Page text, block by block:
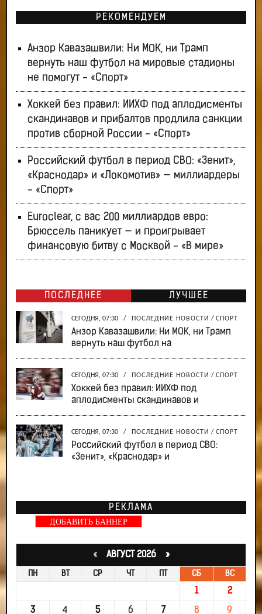
РЕКОМЕНДУЕМ
Анзор Кавазашвили: Ни МОК, ни Трамп
вернуть наш футбол на мировые стадионы
не помогут - «Спорт»
Хоккей без правил: ИИХФ под аплодисменты
скандинавов и прибалтов продлила санкции
против сборной России - «Спорт»
Российский футбол в период СВО: «Зенит»,
«Краснодар» и «Локомотив» — миллиардеры
- «Спорт»
Euroclear, с вас 200 миллиардов евро:
Брюссель паникует — и проигрывает
финансовую битву с Москвой - «В мире»
ПОСЛЕДНЕЕ ЛУЧШЕЕ
СЕГОДНЯ, 07:30 / ПОСЛЕДНИЕ НОВОСТИ / СПОРТ
Анзор Кавазашвили: Ни МОК, ни Трамп
вернуть наш футбол на
СЕГОДНЯ, 07:30 / ПОСЛЕДНИЕ НОВОСТИ / СПОРТ
Хоккей без правил: ИИХФ под
аплодисменты скандинавов и
СЕГОДНЯ, 07:30 / ПОСЛЕДНИЕ НОВОСТИ / СПОРТ
Российский футбол в период СВО:
«Зенит», «Краснодар» и
РЕКЛАМА
ДОБАВИТЬ БАННЕР
«АВГУСТ 2026 »
ПН ВТ СР ЧТ ПТ СБ ВС
1 2
3 4 5 6 7 8 9